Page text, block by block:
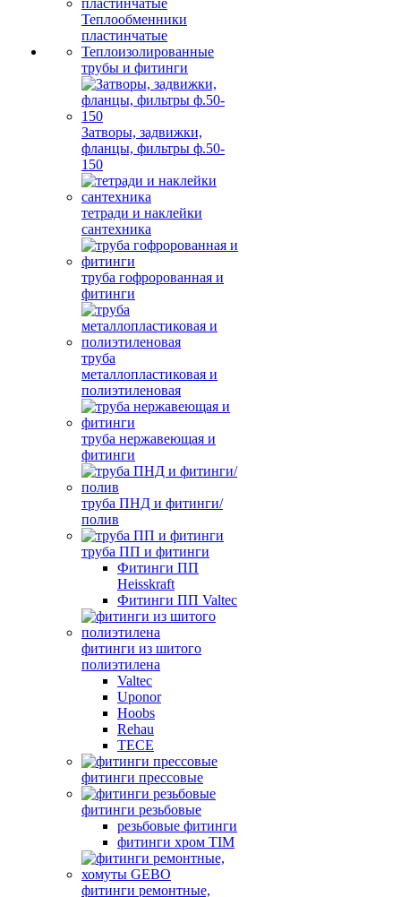
Теплообменники
пластинчатые
Теплоизолированные
трубы и фитинги
Затворы, задвижки,
фланцы, фильтры ф.50-
150
тетради и наклейки
сантехника
труба гофророванная и
фитинги
труба
металлопластиковая и
полиэтиленовая
труба нержавеющая и
фитинги
труба ПНД и фитинги/
полив
труба ПП и фитинги
Фитинги ПП
Heisskraft
Фитинги ПП Valtec
фитинги из шитого
полиэтилена
Valtec
Uponor
Hoobs
Rehau
TECE
фитинги прессовые
фитинги резьбовые
резьбовые фитинги
фитинги хром TIM
фитинги ремонтные,